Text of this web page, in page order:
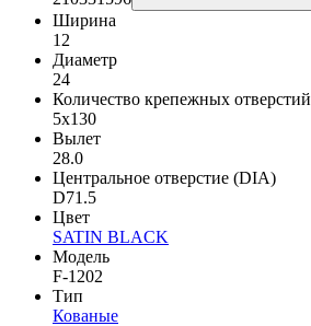
Ширина
12
Диаметр
24
Количество крепежных отверстий
5x130
Вылет
28.0
Центральное отверстие (DIA)
D71.5
Цвет
SATIN BLACK
Модель
F-1202
Тип
Кованые